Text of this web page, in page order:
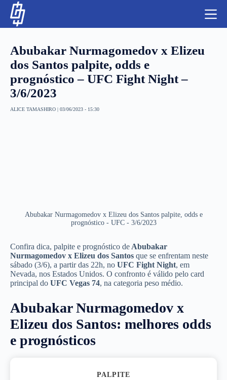
LUTAS E MMA
Abubakar Nurmagomedov x Elizeu
dos Santos palpite, odds e
prognóstico – UFC Fight Night –
3/6/2023
ALICE TAMASHIRO | 03/06/2023 - 15:30
Abubakar Nurmagomedov x Elizeu dos Santos palpite, odds e
prognóstico - UFC - 3/6/2023
Confira dica, palpite e prognóstico de Abubakar
Nurmagomedov x Elizeu dos Santos que se enfrentam neste
sábado (3/6), a partir das 22h, no UFC Fight Night, em
Nevada, nos Estados Unidos. O confronto é válido pelo card
principal do UFC Vegas 74, na categoria peso médio.
Abubakar Nurmagomedov x
Elizeu dos Santos: melhores odds
e prognósticos